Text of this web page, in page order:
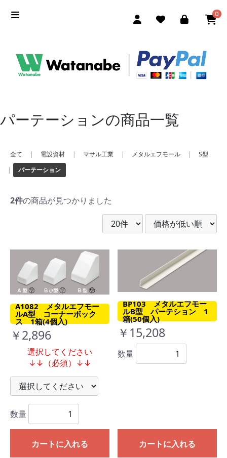
0
パーテーションの商品一覧
全て | 電設資材 | マサル工業 | メタルエフモール |
S型
|
パーテーション
2件の商品が見つかりました
A1082 メタルエフモー
ルA型 コーナーボック
ス 1箱(4個入)
￥2,896
選択してください
↓↓（必須）↓↓
数量
カートに入れる
BP103 メタルエフモー
ルB型 パーテション 1
箱(50個入)
￥15,208
数量
カートに入れる